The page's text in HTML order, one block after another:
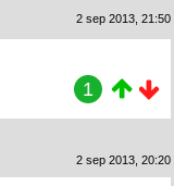
2 sep 2013, 21:50
1
2 sep 2013, 20:20